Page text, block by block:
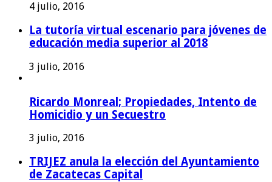
4 julio, 2016
La tutoría virtual escenario para jóvenes de
educación media superior al 2018
3 julio, 2016
Ricardo Monreal; Propiedades, Intento de
Homicidio y un Secuestro
3 julio, 2016
TRIJEZ anula la elección del Ayuntamiento
de Zacatecas Capital